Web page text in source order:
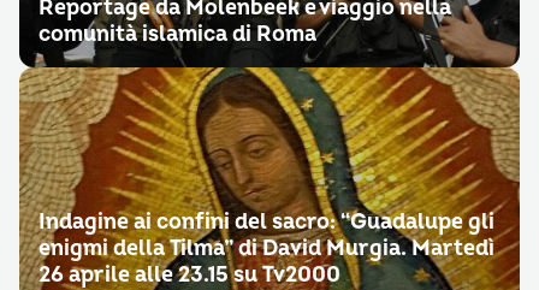
Reportage da Molenbeek e viaggio nella
comunità islamica di Roma
Indagine ai confini del sacro: “Guadalupe gli
enigmi della Tilma” di David Murgia. Martedì
26 aprile alle 23.15 su Tv2000